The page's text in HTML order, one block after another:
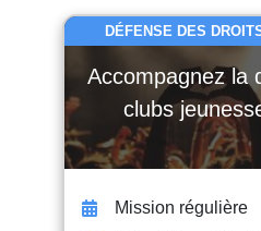
DÉFENSE DES
Accompagnez la
clubs
Mission régulière